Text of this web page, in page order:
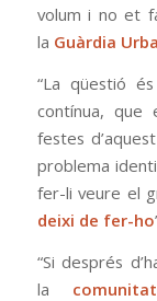
volum i no et
la Guàrdia
“La qüestió
contínua, que
festes
problema
fer-li veure el
deixi de fer-ho
“Si després
la